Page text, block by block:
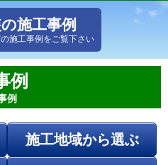
施工事例
施工事例をご覧下さい
例
例
施工地域から選ぶ